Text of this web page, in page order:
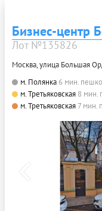
Бизнес-центр
Лот №135826
Москва, улица Большая
м. Полянка 6 мин.
м. Третьяковская 8 мин.
м. Третьяковская 7 мин.